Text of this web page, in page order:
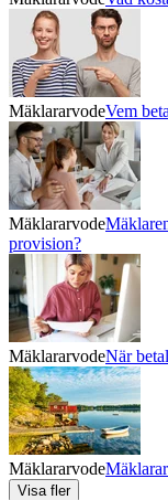
MäklararvodeVem
Mäklararvode
provision?
MäklararvodeNär
Mäklararvode
Visa fler